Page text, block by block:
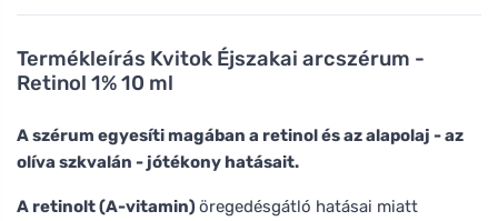
Termékleírás Kvitok Éjszakai arcszérum -
Retinol 1% 10 ml
A szérum egyesíti magában a retinol és az alapolaj - az
olíva szkvalán - jótékony hatásait.
A retinolt (A-vitamin) öregedésgátló hatásai miatt